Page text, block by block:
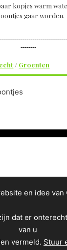
kopjes warm
gaar worden.
--------
/ Groenten
en idee van
dat er
van u
vermeld. Stuur